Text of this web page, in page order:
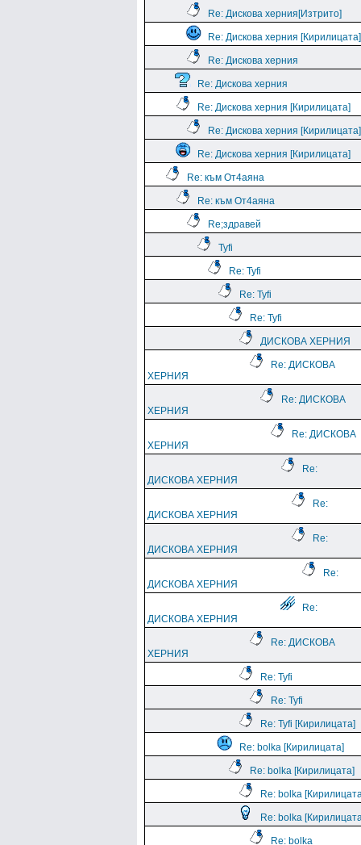
Re: Дискова херния[Изтрито]
Re: Дискова херния [Кирилицата]
Re: Дискова херния
Re: Дискова херния
Re: Дискова херния [Кирилицата]
Re: Дискова херния [Кирилицата]
Re: Дискова херния [Кирилицата]
Re: към От4аяна
Re: към От4аяна
Rе;здравей
Tyfi
Re: Tyfi
Re: Tyfi
Re: Tyfi
ДИСКОВА ХЕРНИЯ
Re: ДИСКОВА
ХЕРНИЯ
Re: ДИСКОВА
ХЕРНИЯ
Re: ДИСКОВА
ХЕРНИЯ
Re:
ДИСКОВА ХЕРНИЯ
Re:
ДИСКОВА ХЕРНИЯ
Re:
ДИСКОВА ХЕРНИЯ
Re:
ДИСКОВА ХЕРНИЯ
Re:
ДИСКОВА ХЕРНИЯ
Re: ДИСКОВА
ХЕРНИЯ
Re: Tyfi
Re: Tyfi
Re: Tyfi [Кирилицата]
Re: bolka [Кирилицата]
Re: bolka [Кирилицата]
Re: bolka
Re: bolka
Re: bolka